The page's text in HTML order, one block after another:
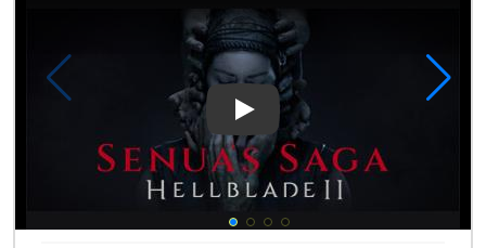
Play Video: Senua's Saga: